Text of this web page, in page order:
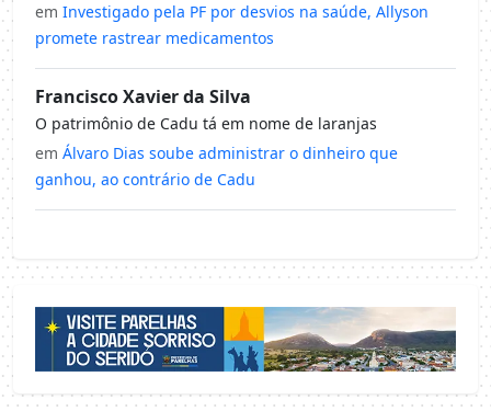
em Investigado pela PF por desvios na saúde, Allyson
promete rastrear medicamentos
Francisco Xavier da Silva
O patrimônio de Cadu tá em nome de laranjas
em Álvaro Dias soube administrar o dinheiro que
ganhou, ao contrário de Cadu